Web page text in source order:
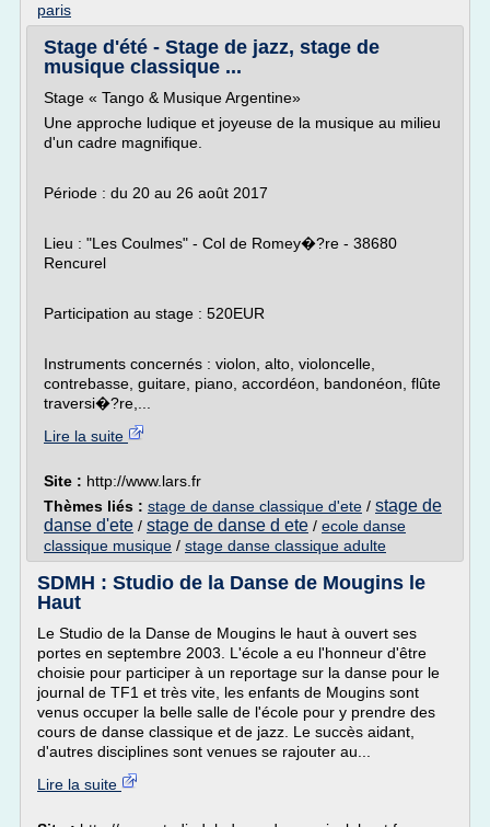
paris
Stage d'été - Stage de jazz, stage de
musique classique ...
Stage « Tango & Musique Argentine»
Une approche ludique et joyeuse de la musique au milieu
d'un cadre magnifique.
Période : du 20 au 26 août 2017
Lieu : "Les Coulmes" - Col de Romey�?re - 38680
Rencurel
Participation au stage : 520EUR
Instruments concernés : violon, alto, violoncelle,
contrebasse, guitare, piano, accordéon, bandonéon, flûte
traversi�?re,...
Lire la suite
Site : http://www.lars.fr
Thèmes liés : stage de danse classique d'ete / stage de
danse d'ete / stage de danse d ete / ecole danse
classique musique / stage danse classique adulte
SDMH : Studio de la Danse de Mougins le
Haut
Le Studio de la Danse de Mougins le haut à ouvert ses
portes en septembre 2003. L'école a eu l'honneur d'être
choisie pour participer à un reportage sur la danse pour le
journal de TF1 et très vite, les enfants de Mougins sont
venus occuper la belle salle de l'école pour y prendre des
cours de danse classique et de jazz. Le succès aidant,
d'autres disciplines sont venues se rajouter au...
Lire la suite